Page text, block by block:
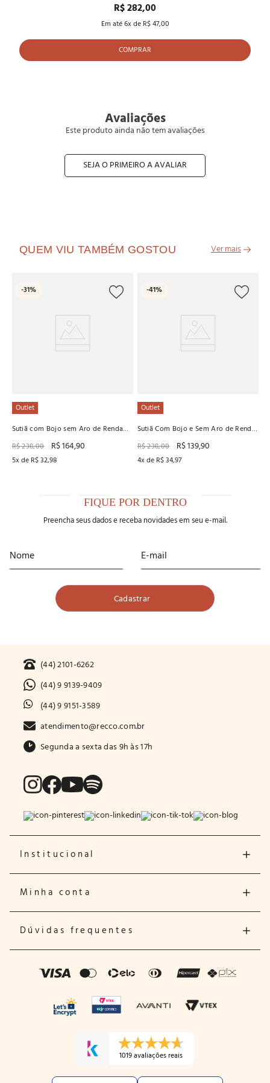
R$ 282,00
Em até6x de R$ 47,00
COMPRAR
Avaliações
Este produto ainda não tem avaliações
SEJA O PRIMEIRO A AVALIAR
QUEM VIU TAMBÉM GOSTOU
-31%
Outlet
Sutiã com Bojo sem Aro de Renda
R$238,00 R$164,90
5x de R$32,98
-41%
Outlet
Sutiã Com Bojo e Sem Aro de Renda
R$238,00 R$139,90
4x de R$34,97
FIQUE POR DENTRO
Preencha seus dados e receba novidades em seu e-mail.
(44) 2101-6262
(44) 9 9139-9409
(44) 9 9151-3589
atendimento@recco.com.br
Segunda a sexta das 9h às 17h
Institucional
Minha conta
Dúvidas frequentes
1019 avaliações reais